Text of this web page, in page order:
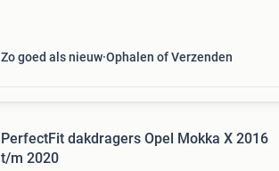
Zo goed als nieuw Ophalen of Verzenden
PerfectFit dakdragers Opel Mokka X 2016
t/m 2020